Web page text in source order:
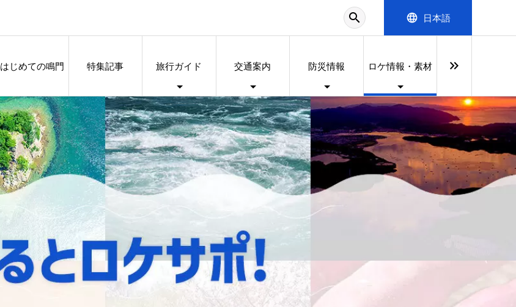
search language 日本語
はじめての鳴門 特集記事 旅行ガイド 交通案内 防災情報 ロケ情報・素材 keyboard_double_arrow_right